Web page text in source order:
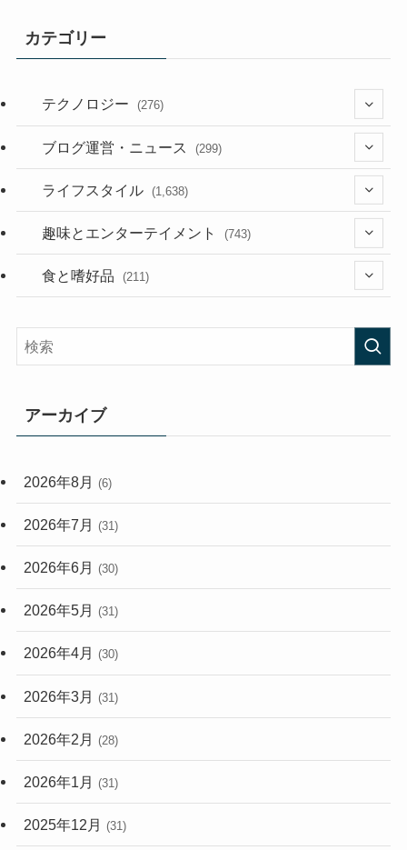
カテゴリー
テクノロジー (276)
(36)
(187)
ブログ運営・ニュース (299)
(118)
(181)
ライフスタイル (1,638)
(394)
(282)
(33)
(248)
趣味とエンターテイメント (743)
(56)
食と嗜好品 (211)
アーカイブ
2026年8月 (6)
2026年7月 (31)
2026年6月 (30)
2026年5月 (31)
2026年4月 (30)
2026年3月 (31)
2026年2月 (28)
2026年1月 (31)
2025年12月 (31)